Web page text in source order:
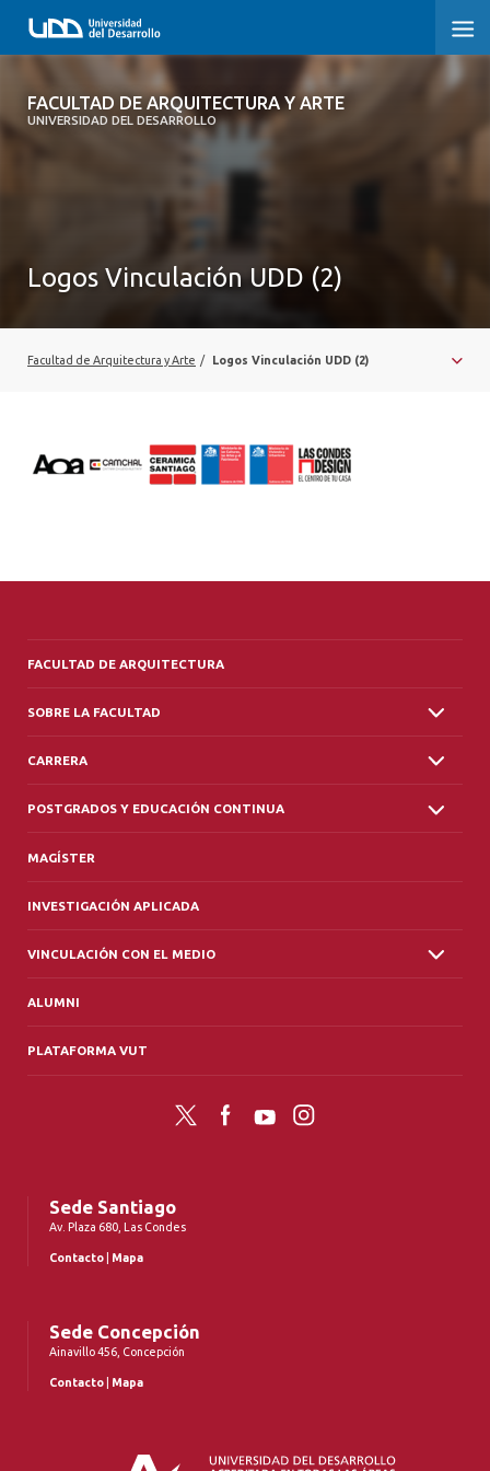
FACULTAD DE ARQUITECTURA Y ARTE
UNIVERSIDAD DEL DESARROLLO
FACULTAD DE ARQUITECTURA Y ARTE
VINCULACIÓN CON EL MEDIO
Logos Vinculación UDD (2)
Facultad de Arquitectura y Arte / Logos Vinculación UDD (2)
FACULTAD DE ARQUITECTURA
SOBRE LA FACULTAD
CARRERA
POSTGRADOS Y EDUCACIÓN CONTINUA
MAGÍSTER
INVESTIGACIÓN APLICADA
VINCULACIÓN CON EL MEDIO
ALUMNI
PLATAFORMA VUT
Twitter FacebookYouTubeInstagram
Sede Santiago
Av. Plaza 680, Las Condes
Contacto Mapa
Sede Concepción
Ainavillo 456, Concepción
Contacto Mapa